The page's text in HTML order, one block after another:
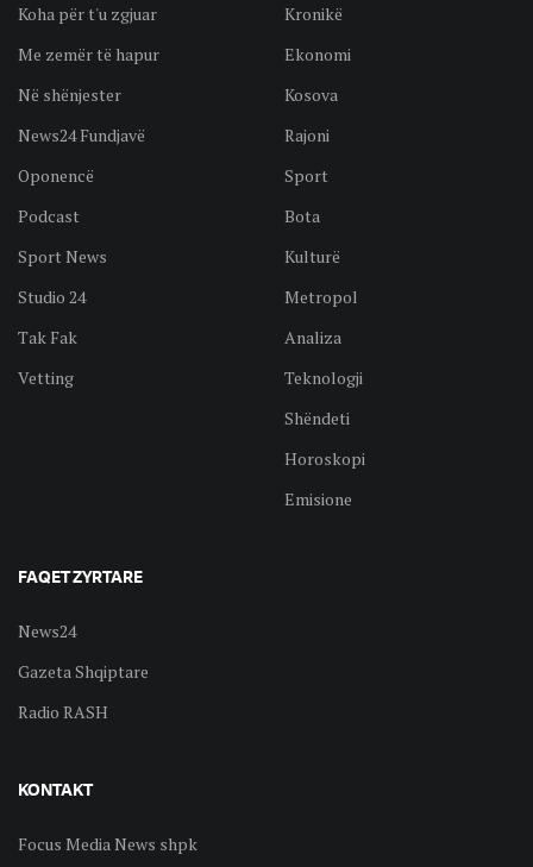
Koha për t'u zgjuar
Me zemër të hapur
Në shënjester
News24 Fundjavë
Oponencë
Podcast
Sport News
Studio 24
Tak Fak
Vetting
Kronikë
Ekonomi
Kosova
Rajoni
Sport
Bota
Kulturë
Metropol
Analiza
Teknologji
Shëndeti
Horoskopi
Emisione
FAQET ZYRTARE
News24
Gazeta Shqiptare
Radio RASH
KONTAKT
Focus Media News shpk